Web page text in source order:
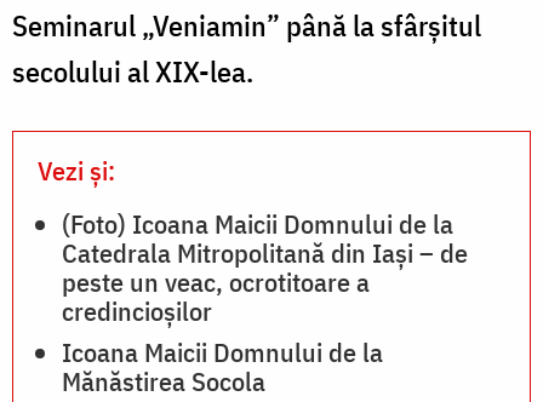
Seminarul „Veniamin” până la sfârșitul
secolului al XIX-lea.
Vezi și:
(Foto) Icoana Maicii Domnului de la
Catedrala Mitropolitană din Iași – de
peste un veac, ocrotitoare a
credincioșilor
Icoana Maicii Domnului de la
Mănăstirea Socola